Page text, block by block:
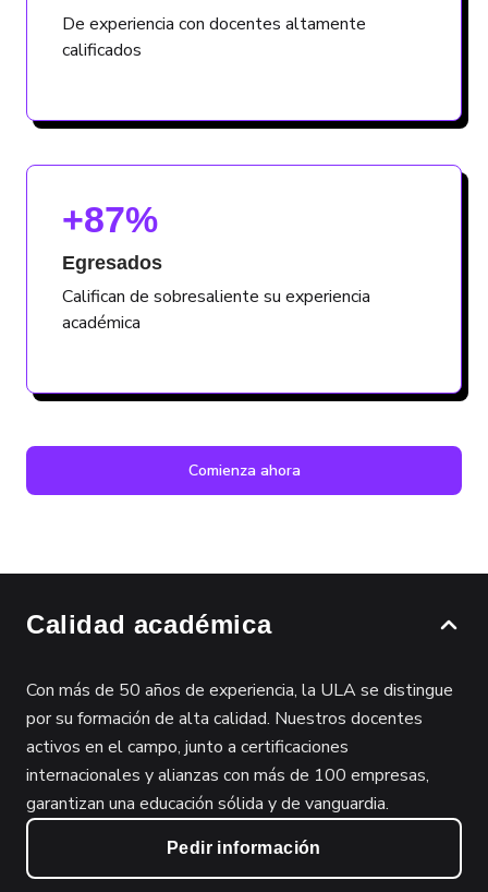
De experiencia con docentes altamente
calificados
+87%
Egresados
Califican de sobresaliente su experiencia
académica
Comienza ahora
Calidad académica
Con más de 50 años de experiencia, la ULA se distingue
por su formación de alta calidad. Nuestros docentes
activos en el campo, junto a certificaciones
internacionales y alianzas con más de 100 empresas,
garantizan una educación sólida y de vanguardia.
Pedir información